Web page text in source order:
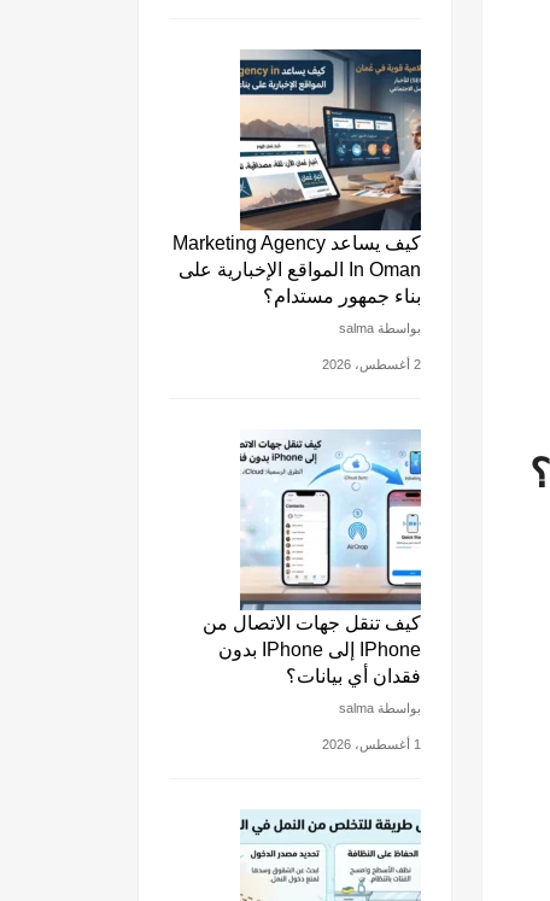
كيف يساعد Marketing Agency
In Oman المواقع الإخبارية على
بناء جمهور مستدام؟
بواسطة salma
2 أغسطس، 2026
كيف تنقل جهات الاتصال من
IPhone إلى IPhone بدون
فقدان أي بيانات؟
بواسطة salma
1 أغسطس، 2026